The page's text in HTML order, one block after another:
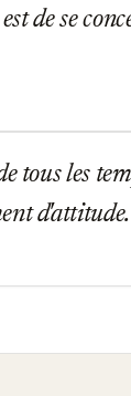
de se
tous les
d'attitude.